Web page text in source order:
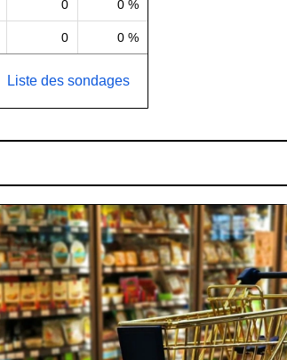
0 0 %
0 0 %
Liste des sondages